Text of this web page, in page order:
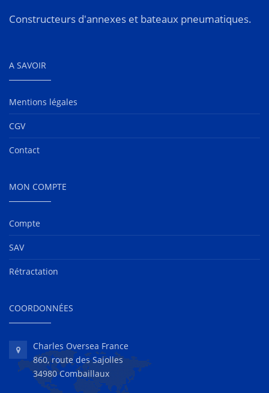
Constructeurs d'annexes et bateaux pneumatiques.
A SAVOIR
Mentions légales
CGV
Contact
MON COMPTE
Compte
SAV
Rétractation
COORDONNÉES
Charles Oversea France
860, route des Sajolles
34980 Combaillaux